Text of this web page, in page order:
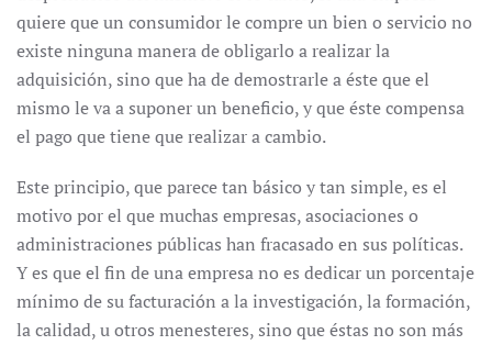
quiere que un consumidor le compre un bien o servicio no
existe ninguna manera de obligarlo a realizar la
adquisición, sino que ha de demostrarle a éste que el
mismo le va a suponer un beneficio, y que éste compensa
el pago que tiene que realizar a cambio.
Este principio, que parece tan básico y tan simple, es el
motivo por el que muchas empresas, asociaciones o
administraciones públicas han fracasado en sus políticas.
Y es que el fin de una empresa no es dedicar un porcentaje
mínimo de su facturación a la investigación, la formación,
la calidad, u otros menesteres, sino que éstas no son más